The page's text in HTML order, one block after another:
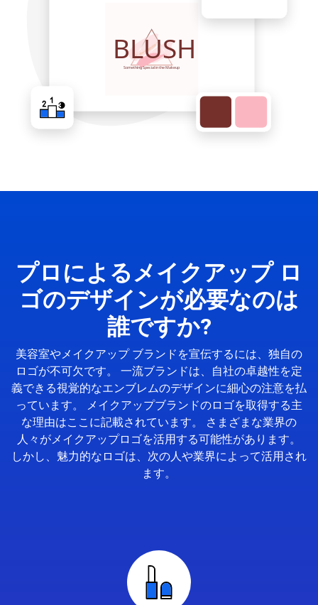
プロによるメイクアップ ロ
ゴのデザインが必要なのは
誰ですか?
美容室やメイクアップ ブランドを宣伝するには、独自の
ロゴが不可欠です。 一流ブランドは、自社の卓越性を定
義できる視覚的なエンブレムのデザインに細心の注意を払
っています。 メイクアップブランドのロゴを取得する主
な理由はここに記載されています。 さまざまな業界の
人々がメイクアップロゴを活用する可能性があります。
しかし、魅力的なロゴは、次の人や業界によって活用され
ます。